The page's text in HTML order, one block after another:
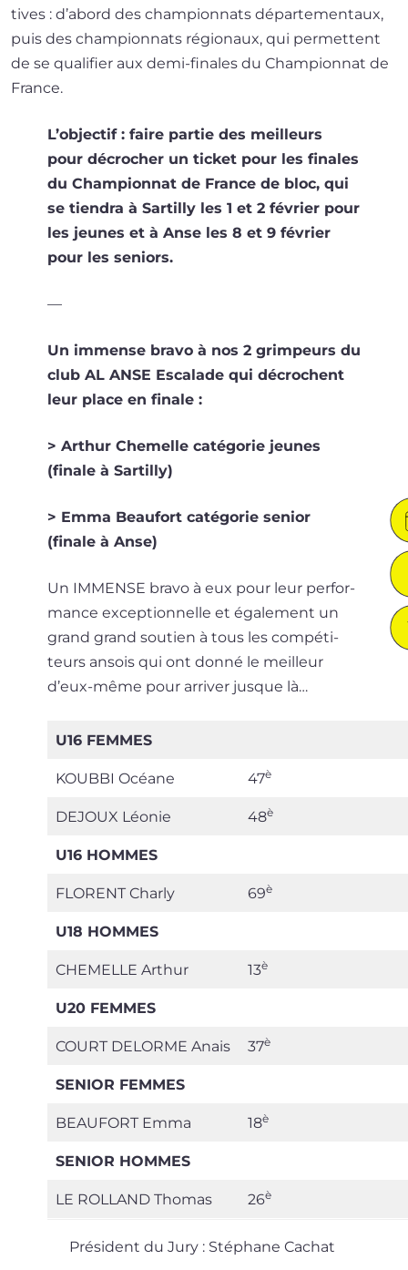
tives : d’abord des cham­pion­nats dépar­te­men­taux,
puis des cham­pion­nats régio­naux, qui per­mettent
de se qua­li­fier aux demi-finales du Championnat de
France.
L’objectif : faire par­tie des meilleurs
pour décro­cher un ticket pour les finales
du Championnat de France de bloc, qui
se tien­dra à Sartilly les 1 et 2 février pour
les jeunes et à Anse les 8 et 9 février
pour les seniors.
—
Un immense bra­vo à nos 2 grim­peurs du
club AL ANSE Escalade qui décrochent
leur place en finale :
> Arthur Chemelle caté­go­rie jeunes
(finale à Sartilly)
> Emma Beaufort caté­go­rie senior
(finale à Anse)
Un IMMENSE bra­vo à eux pour leur per­for­
mance excep­tion­nelle et éga­le­ment un
grand grand sou­tien à tous les com­pé­ti­
teurs ansois qui ont don­né le meilleur
d’eux-même pour arri­ver jusque là…
U16 FEMMES
KOUBBI Océane 47è
DEJOUX Léonie 48è
U16 HOMMES
FLORENT Charly 69è
U18 HOMMES
CHEMELLE Arthur 13è
U20 FEMMES
COURT DELORME Anais 37è
SENIOR FEMMES
BEAUFORT Emma 18è
SENIOR HOMMES
LE ROLLAND Thomas 26è
Président du Jury : Stéphane Cachat